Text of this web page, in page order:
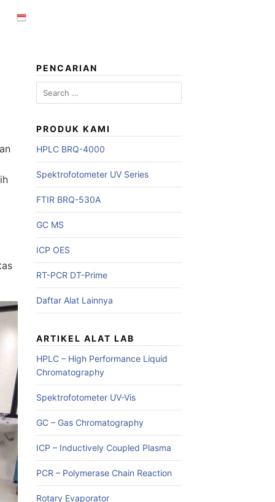
PENCARIAN
Search
for:
PRODUK KAMI
HPLC BRQ-4000
Spektrofotometer UV Series
FTIR BRQ-530A
GC MS
ICP OES
RT-PCR DT-Prime
Daftar Alat Lainnya
ARTIKEL ALAT LAB
HPLC – High Performance Liquid
Chromatography
Spektrofotometer UV-Vis
GC – Gas Chromatography
ICP – Inductively Coupled Plasma
PCR – Polymerase Chain Reaction
Rotary Evaporator